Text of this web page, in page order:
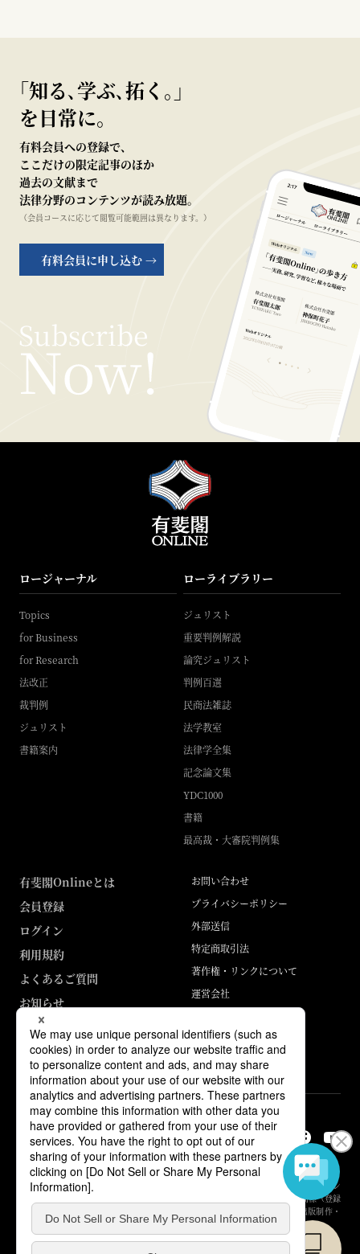
｢知る､学ぶ､拓く｡｣
を日常に。
有料会員への登録で、
ここだけの限定記事のほか
過去の文献まで
法律分野のコンテンツが読み放題。
（会員コースに応じて閲覧可能範囲は異なります。）
有料会員に申し込む →
ロージャーナル
Topics
for Business
for Research
法改正
裁判例
ジュリスト
書籍案内
ローライブラリー
ジュリスト
重要判例解説
論究ジュリスト
判例百選
民商法雑誌
法学教室
法律学全集
記念論文集
YDC1000
書籍
最高裁・大審院判例集
有斐閣Onlineとは
会員登録
ログイン
利用規約
よくあるご質問
お知らせ
お問い合わせ
プライバシーポリシー
外部送信
特定商取引法
著作権・リンクについて
運営会社
ABJマークは、この電子書店・電子書籍配信サービスが、著作権者からコン
テンツ使用許諾を得た正規版配信サービスであることを示す登録商標（登録
番号 第6091713号）です。詳しくは［ABJマーク］または［電子出版制作・
流通協議会］で検索してください。